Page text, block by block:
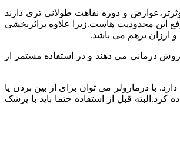
و دوره نقاهت طولانى ترى دارند
اين محدوديت هاست.زیرا علاوه براثربخشی
با درمارولر می توان برای از بین بردن یا
قبل از استفاده حتما باید با پزشک